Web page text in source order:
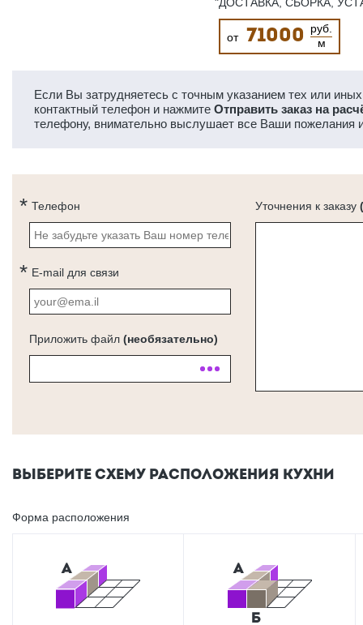
от 71000
руб.
м
Если Вы затрудняетесь с точным указанием тех или
контактный телефон и нажмите Отправить заказ на
телефону, внимательно выслушает все Ваши пожелания
Телефон
E-mail для связи
Приложить файл (необязательно)
Уточнения к заказу
ВЫБЕРИТЕ СХЕМУ РАСПОЛОЖЕНИЯ КУХНИ
Форма расположения